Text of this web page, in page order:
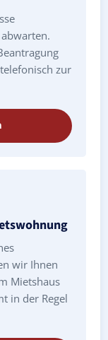
zur
wir Ihnen
Mietshaus
in der Regel